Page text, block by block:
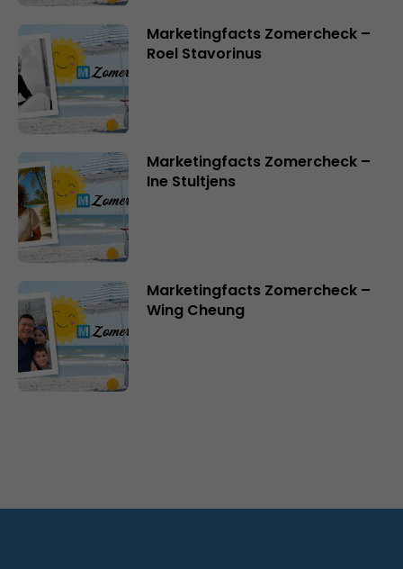
Marketingfacts Zomercheck –
Roel Stavorinus
Marketingfacts Zomercheck –
Ine Stultjens
Marketingfacts Zomercheck –
Wing Cheung